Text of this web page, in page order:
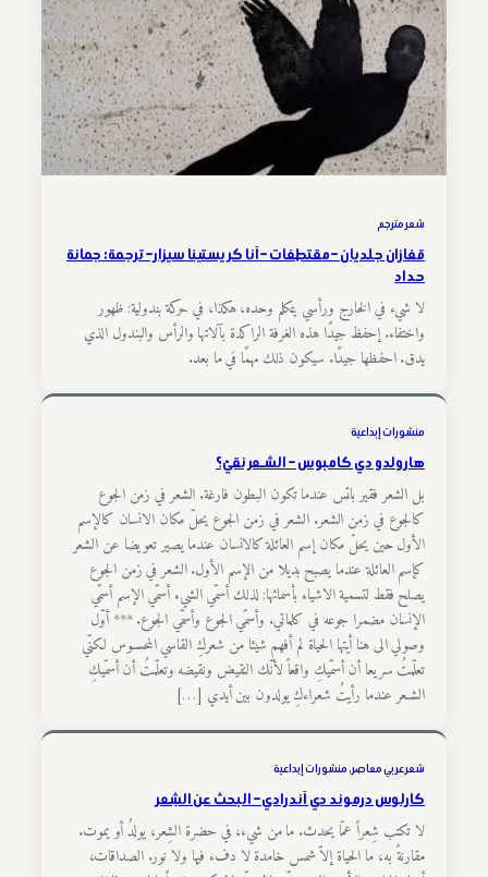
شعر مترجم
قفازان جلديان – مقتطفات – آنا كريستينا سيزار – ترجمة: جمانة
حداد
لا شيء في الخارج ورأسي يتكلم وحده، هكذا، في حركة بندولية: ظهور
واختفاء. إحفظ جيدًا هذه الغرفة الراكدة بآلاتها والرأس والبندول الذي
يدق. احفظها جيدًا. سيكون ذلك مهمًا في ما بعد.
منشورات إبداعية
هارولدو دي كامبوس – الشـعر نقيّ؟
بل الشعر فقير بائس عندما تكون البطون فارغة. الشعر في زمن الجوع
كالجوع في زمن الشعر. الشعر في زمن الجوع يحلّ مكان الانسان كالإسم
الأول حين يحلّ مكان إسم العائلة كالانسان عندما يصير تعويضا عن الشعر
كإسم العائلة عندما يصبح بديلا من الإسم الأول. الشعر في زمن الجوع
يصلح فقط لتسمية الاشياء بأسمائها: لذلك أسمّي الشيء أسمّي الإسم أسمّي
الإنسان مضمرا جوعه في كلماتي. وأسمّي الجوع وأسمّي الجوع. *** أوّل
وصولي الى هنا أيتها الحياة لم أفهم شيئا من شعركِ القاسي المحسـوس لكنّي
تعلّمتُ سريعا أن أسمّيكِ واقعاً لأنّك النقيض ونقيضه وتعلّمتُ أن أسمّيكِ
الشـعر عندما رأيتُ شعراءكِ يولدون بين أيدي […]
شعر عربي معاصر, منشورات إبداعية
كارلوس درموند دي آندرادي – البحث عن الشِعر
لا تكتب شِعراً عمّا يحدث. ما من شيء، في حضرة الشِعر، يولدُ أو يموت.
مقارنةً به، ما الحياة إلاّ شمس خامدة لا دفء فيها ولا نور. الصداقات،